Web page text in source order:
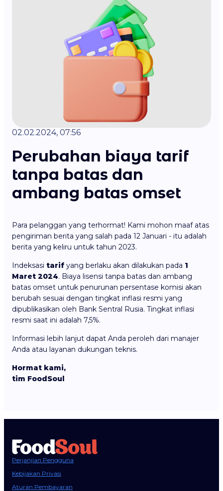
02.02.2024, 07:56
Perubahan biaya tarif
tanpa batas dan
ambang batas omset
Para pelanggan yang terhormat! Kami mohon maaf atas
pengiriman berita yang salah pada 12 Januari - itu adalah
berita yang keliru untuk tahun 2023.
Indeksasi tarif yang berlaku akan dilakukan pada 1
Maret 2024. Biaya lisensi tanpa batas dan ambang
batas omset untuk penurunan persentase komisi akan
berubah sesuai dengan tingkat inflasi resmi yang
dipublikasikan oleh Bank Sentral Rusia. Tingkat inflasi
resmi saat ini adalah 7,5%.
Informasi lebih lanjut dapat Anda peroleh dari manajer
Anda atau layanan dukungan teknis.
Hormat kami,
tim FoodSoul
Perjanjian Pengguna
Kebijakan Privasi
Aturan Pembayaran